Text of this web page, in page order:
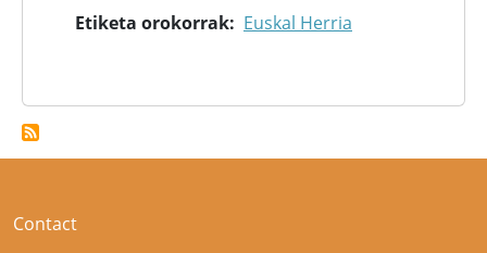
Etiketa orokorrak Euskal Herria
Contact